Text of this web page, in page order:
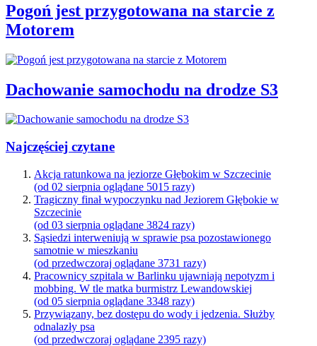
Pogoń jest przygotowana na starcie z
Motorem
Dachowanie samochodu na drodze S3
Najczęściej czytane
Akcja ratunkowa na jeziorze Głębokim w Szczecinie
(od 02 sierpnia oglądane 5015 razy)
Tragiczny finał wypoczynku nad Jeziorem Głębokie w
Szczecinie
(od 03 sierpnia oglądane 3824 razy)
Sąsiedzi interweniują w sprawie psa pozostawionego
samotnie w mieszkaniu
(od przedwczoraj oglądane 3731 razy)
Pracownicy szpitala w Barlinku ujawniają nepotyzm i
mobbing. W tle matka burmistrz Lewandowskiej
(od 05 sierpnia oglądane 3348 razy)
Przywiązany, bez dostępu do wody i jedzenia. Służby
odnalazły psa
(od przedwczoraj oglądane 2395 razy)